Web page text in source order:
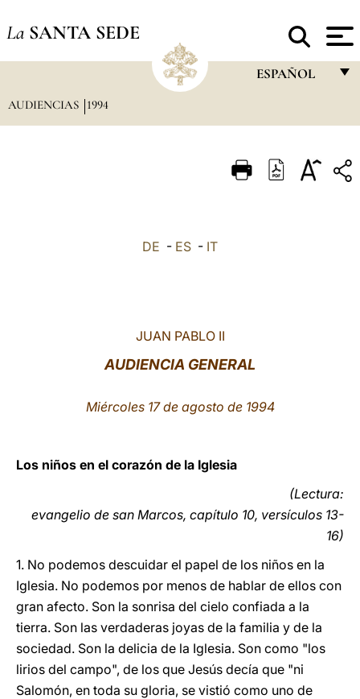
La SANTA SEDE
ESPAÑOL
ITALIANO
AUDIENCIAS 1994
DE - ES - IT
JUAN PABLO II
AUDIENCIA GENERAL
Miércoles 17 de agosto de 1994
Los niños en el corazón de la Iglesia
(Lectura:
evangelio de san Marcos, capítulo 10, versículos 13-
16)
1. No podemos descuidar el papel de los niños en la
Iglesia. No podemos por menos de hablar de ellos con
gran afecto. Son la sonrisa del cielo confiada a la
tierra. Son las verdaderas joyas de la familia y de la
sociedad. Son la delicia de la Iglesia. Son como "los
lirios del campo", de los que Jesús decía que "ni
Salomón, en toda su gloria, se vistió como uno de